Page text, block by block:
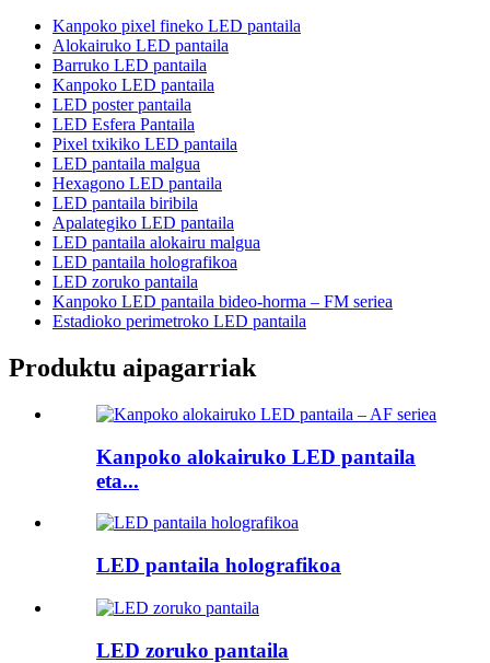
Kanpoko pixel fineko LED pantaila
Alokairuko LED pantaila
Barruko LED pantaila
Kanpoko LED pantaila
LED poster pantaila
LED Esfera Pantaila
Pixel txikiko LED pantaila
LED pantaila malgua
Hexagono LED pantaila
LED pantaila biribila
Apalategiko LED pantaila
LED pantaila alokairu malgua
LED pantaila holografikoa
LED zoruko pantaila
Kanpoko LED pantaila bideo-horma – FM seriea
Estadioko perimetroko LED pantaila
Produktu aipagarriak
Kanpoko alokairuko LED pantaila
eta...
LED pantaila holografikoa
LED zoruko pantaila